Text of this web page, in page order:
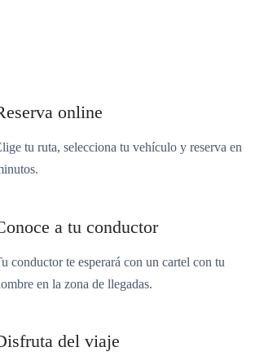
online
tu ruta, selecciona tu vehículo y reserva en
a tu conductor
conductor te esperará con un cartel con tu
en la zona de llegadas.
del viaje